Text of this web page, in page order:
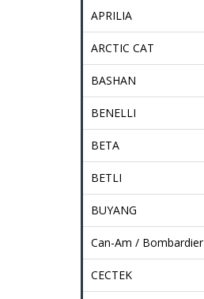
APRILIA
ARCTIC CAT
BASHAN
BENELLI
BETA
BETLI
BUYANG
Can-Am / Bombardier
CECTEK